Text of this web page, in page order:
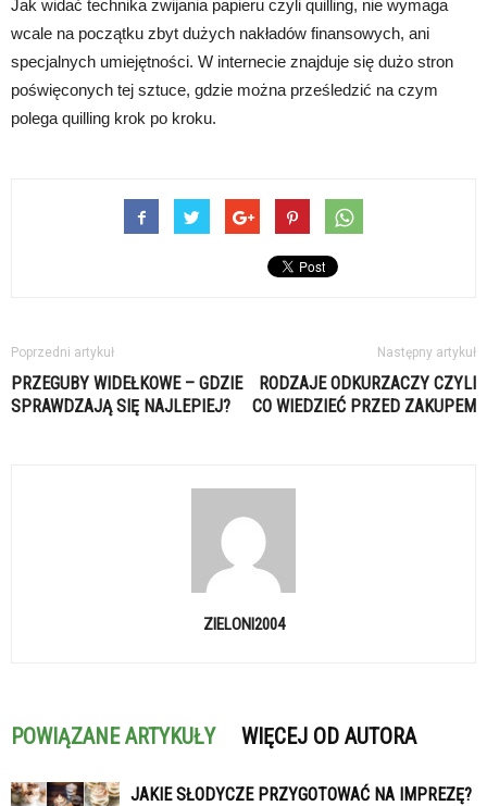
Jak widać technika zwijania papieru czyli quilling, nie wymaga
wcale na początku zbyt dużych nakładów finansowych, ani
specjalnych umiejętności. W internecie znajduje się dużo stron
poświęconych tej sztuce, gdzie można prześledzić na czym
polega quilling krok po kroku.
Poprzedni artykuł
PRZEGUBY WIDEŁKOWE – GDZIE
SPRAWDZAJĄ SIĘ NAJLEPIEJ?
Następny artykuł
RODZAJE ODKURZACZY CZYLI
CO WIEDZIEĆ PRZED ZAKUPEM
ZIELONI2004
POWIĄZANE ARTYKUŁY WIĘCEJ OD AUTORA
JAKIE SŁODYCZE PRZYGOTOWAĆ NA IMPREZĘ?